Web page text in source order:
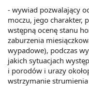
- wywiad pozwalający
moczu, jego charakter,
wstępną ocenę stanu
zaburzenia
wypadowe), podczas
jakich sytuacjach
i porodów i urazy
wstrzymanie